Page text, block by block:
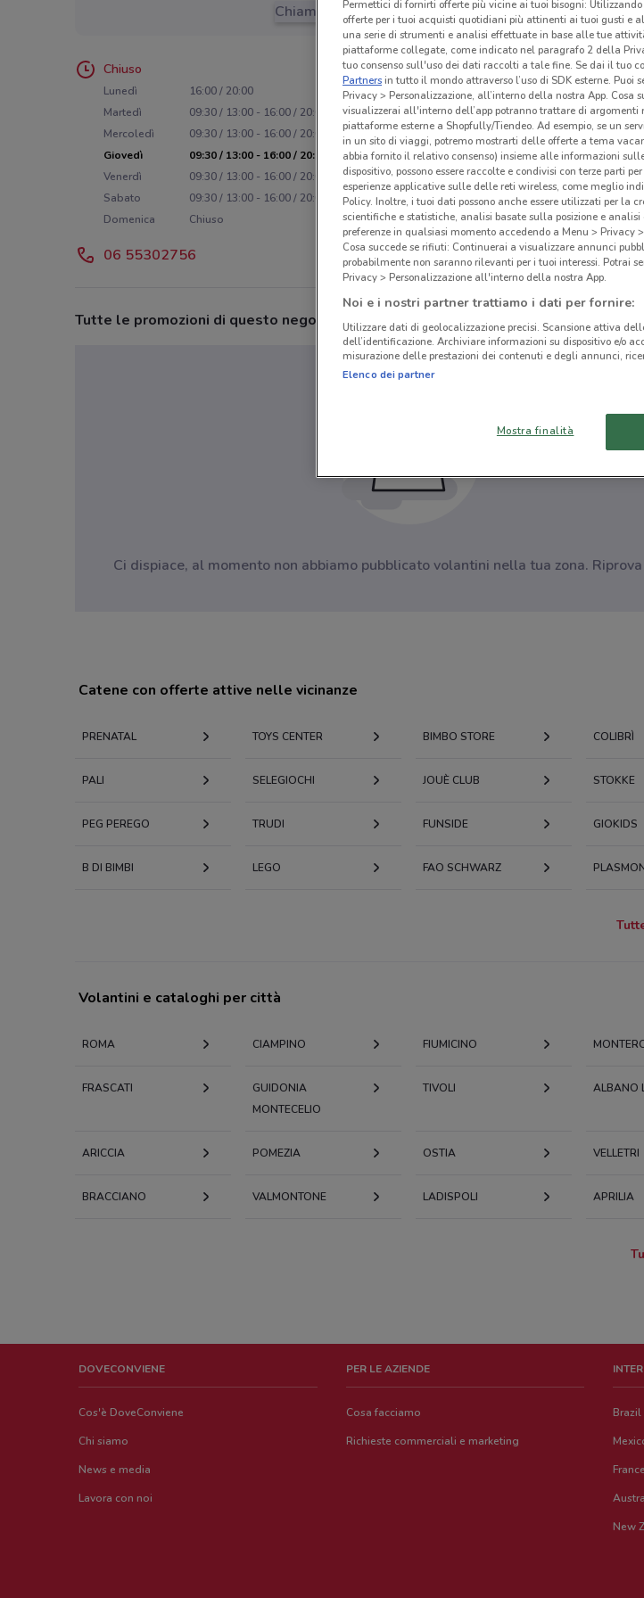
Chiama il negozio
Chiuso
Lunedì
16:00 / 20:00
Martedì
09:30 / 13:00 - 16:00 / 20:00
Mercoledì
09:30 / 13:00 - 16:00 / 20:00
Giovedì
09:30 / 13:00 - 16:00 / 20:00
Venerdì
09:30 / 13:00 - 16:00 / 20:00
Sabato
09:30 / 13:00 - 16:00 / 20:00
Domenica
Chiuso
06 55302756
Tutte le promozioni di questo negozio
Ci dispiace, al momento non abbiamo pubblicato volantini nella tua zona.
Catene con offerte attive nelle vicinanze
PRENATAL TOYS CENTER BIMBO STORE COLIBRÌ
PALI SELEGIOCHI JOUÈ CLUB STOKKE
PEG PEREGO TRUDI FUNSIDE GIOKIDS
B DI BIMBI LEGO FAO SCHWARZ
Volantini e cataloghi per città
ROMA CIAMPINO FIUMICINO
FRASCATI
GUIDONIA
MONTECELIO
TIVOLI ALBANO
ARICCIA POMEZIA OSTIA VELLETRI
BRACCIANO VALMONTONE LADISPOLI APRILIA
DOVECONVIENE
Cos'è DoveConviene
Chi siamo
News e media
Lavora con noi
PER LE AZIENDE
Cosa facciamo
Richieste commerciali e marketing
Brazil
France
New
Permettici di fornirti offerte più vicine ai tuoi bisogni:
offerte per i tuoi acquisti quotidiani più attinenti ai tuoi gusti e
una serie di strumenti e analisi effettuate in base alle tue
piattaforme collegate, come indicato nel paragrafo 2 della
tuo consenso sull'uso dei dati raccolti a tale fine. Se dai il tuo
Partnersin tutto il mondo attraverso l’uso di SDK esterne. Puoi
Privacy > Personalizzazione, all’interno della nostra App. Cosa
visualizzerai all'interno dell’app potranno trattare di
piattaforme esterne a Shopfully/Tiendeo. Ad esempio, se un
in un sito di viaggi, potremo mostrarti delle offerte a tema
abbia fornito il relativo consenso) insieme alle informazioni
dispositivo, possono essere raccolte e condivisi con terze parti
esperienze applicative sulle delle reti wireless, come meglio
Policy. Inoltre, i tuoi dati possono anche essere utilizzati per la
scientifiche e statistiche, analisi basate sulla posizione e
preferenze in qualsiasi momento accedendo a Menu > Privacy
Cosa succede se rifiuti: Continuerai a visualizzare annunci
probabilmente non saranno rilevanti per i tuoi interessi. Potrai
Privacy > Personalizzazione all'interno della nostra App.
Noi e i nostri partner trattiamo i dati per fornire:
Utilizzare dati di geolocalizzazione precisi. Scansione attiva
dell’identificazione. Archiviare informazioni su dispositivo e/o
misurazione delle prestazioni dei contenuti e degli annunci,
Elenco dei partner
Mostra finalità